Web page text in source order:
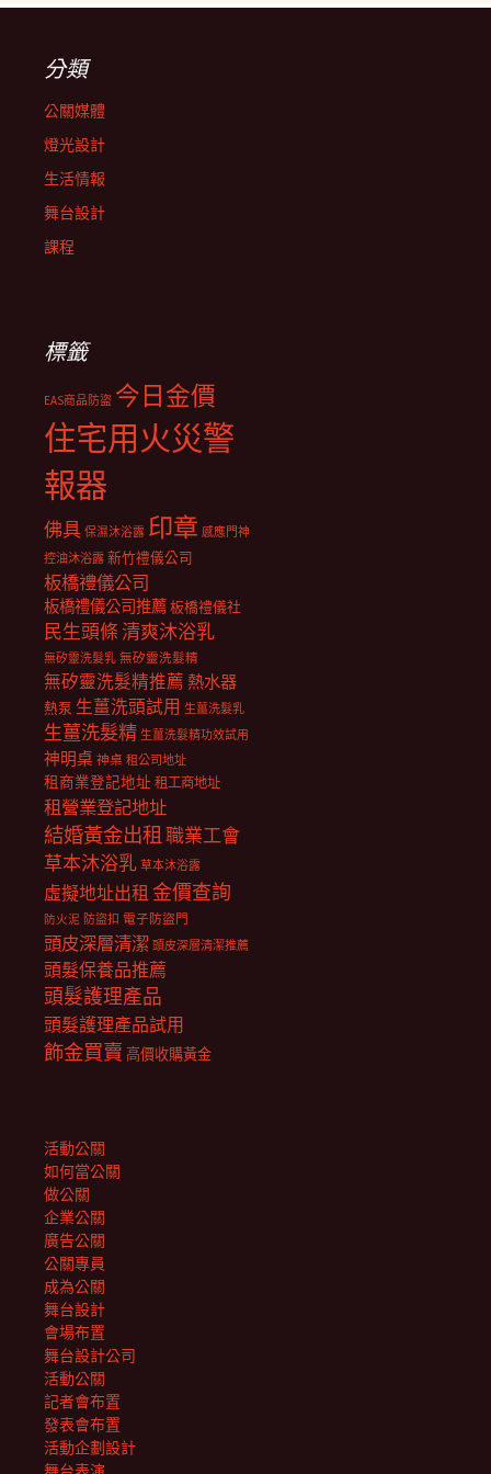
分類
公關媒體
燈光設計
生活情報
舞台設計
課程
標籤
EAS商品防盜 今日金價
住宅用火災警
報器
佛具 保濕沐浴露 印章 感應門神
控油沐浴露 新竹禮儀公司
板橋禮儀公司
板橋禮儀公司推薦板橋禮儀社
民生頭條清爽沐浴乳
無矽靈洗髮乳 無矽靈洗髮精
無矽靈洗髮精推薦 熱水器
熱泵 生薑洗頭試用 生薑洗髮乳
生薑洗髮精 生薑洗髮精功效試用
神明桌 神桌 租公司地址
租商業登記地址 租工商地址
租營業登記地址
結婚黃金出租職業工會
草本沐浴乳 草本沐浴露
虛擬地址出租 金價查詢
防火泥 防盜扣 電子防盜門
頭皮深層清潔 頭皮深層清潔推薦
頭髮保養品推薦
頭髮護理產品
頭髮護理產品試用
飾金買賣 高價收購黃金
活動公關
如何當公關
做公關
企業公關
廣告公關
公關專員
成為公關
舞台設計
會場布置
舞台設計公司
活動公關
記者會布置
發表會布置
活動企劃設計